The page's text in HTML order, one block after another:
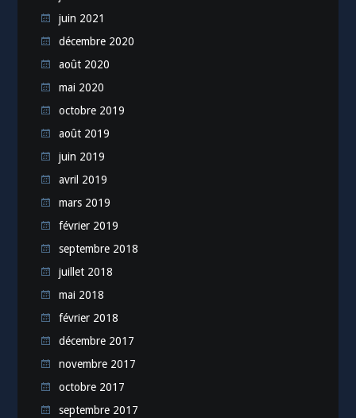
juin 2021
décembre 2020
août 2020
mai 2020
octobre 2019
août 2019
juin 2019
avril 2019
mars 2019
février 2019
septembre 2018
juillet 2018
mai 2018
février 2018
décembre 2017
novembre 2017
octobre 2017
septembre 2017